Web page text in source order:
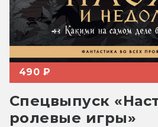
490 ₽
Спецвыпуск
ролевые игры»